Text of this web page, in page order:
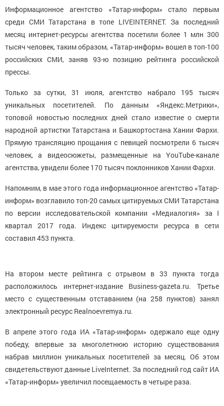
Информационное агентство «Татар-информ» стало первым
среди СМИ Татарстана в топе LIVEINTERNET. За последний
месяц интернет-ресурсы агентства посетили более 1 млн 300
тысяч человек, таким образом, «Татар-информ» вошел в топ-100
российских СМИ, заняв 93-ю позицию рейтинга российской
прессы.
Только за сутки, 31 июля, агентство набрало 195 тысяч
уникальных посетителей. По данным «Яндекс.Метрики»,
топовой новостью последних дней стало известие о смерти
народной артистки Татарстана и Башкортостана Хании Фархи.
Прямую трансляцию прощания с певицей посмотрели 6 тысяч
человек, а видеосюжеты, размещенные на YouTube-канале
агентства, увидели более 170 тысяч поклонников Хании Фархи.
Напомним, в мае этого года информационное агентство «Татар-
информ» возглавило топ-20 самых цитируемых СМИ Татарстана
по версии исследовательской компании «Медиалогия» за I
квартал 2017 года. Индекс цитируемости ресурса в сети
составил 453 пункта.
На втором месте рейтинга с отрывом в 33 пункта тогда
расположилось интернет-издание Business-gazeta.ru. Третье
место с существенным отставанием (на 258 пунктов) занял
электронный ресурс Realnoevremya.ru.
В апреле этого года ИА «Татар-информ» одержало еще одну
победу, впервые за многолетнюю историю существования
набрав миллион уникальных посетителей за месяц. Об этом
свидетельствуют данные LiveInternet. За последний год сайт ИА
«Татар-информ» увеличил посещаемость в четыре раза.